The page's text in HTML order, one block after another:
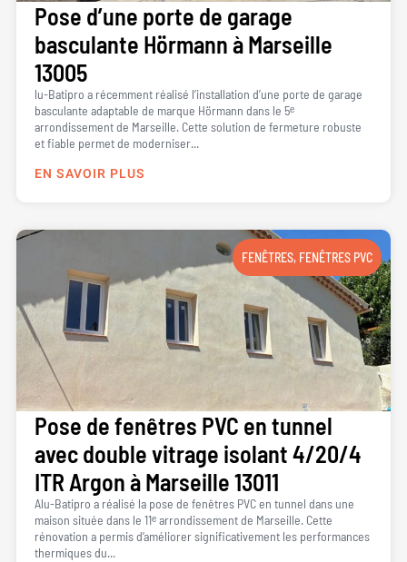
Pose d’une porte de garage
basculante Hörmann à Marseille
13005
lu-Batipro a récemment réalisé l’installation d’une porte de garage
basculante adaptable de marque Hörmann dans le 5ᵉ
arrondissement de Marseille. Cette solution de fermeture robuste
et fiable permet de moderniser...
EN SAVOIR PLUS
FENÊTRES, FENÊTRES PVC
Pose de fenêtres PVC en tunnel
avec double vitrage isolant 4/20/4
ITR Argon à Marseille 13011
Alu-Batipro a réalisé la pose de fenêtres PVC en tunnel dans une
maison située dans le 11ᵉ arrondissement de Marseille. Cette
rénovation a permis d’améliorer significativement les performances
thermiques du...